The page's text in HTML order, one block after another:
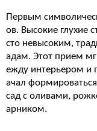
Первым
ов. Высокие глухие
сто невысоким,
адам. Этот прием
ежду интерьером и
ачал
сад с оливами,
арником.